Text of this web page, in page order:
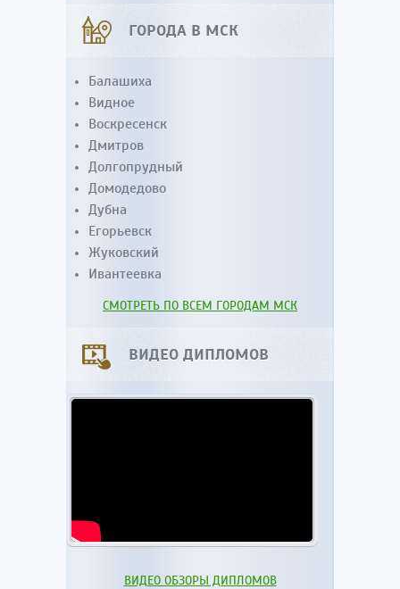
ГОРОДА В МСК
Балашиха
Видное
Воскресенск
Дмитров
Долгопрудный
Домодедово
Дубна
Егорьевск
Жуковский
Ивантеевка
СМОТРЕТЬ ПО ВСЕМ ГОРОДАМ МСК
ВИДЕО ДИПЛОМОВ
ВИДЕО ОБЗОРЫ ДИПЛОМОВ